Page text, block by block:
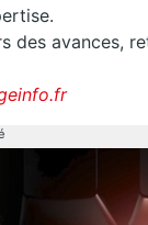
avances,